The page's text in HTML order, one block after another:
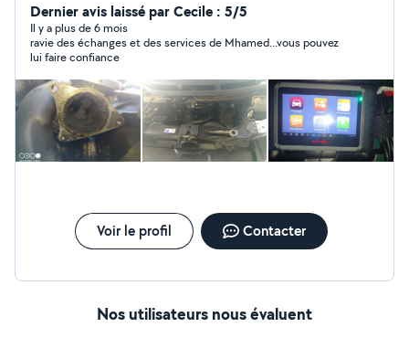
Dernier avis laissé par Cecile : 5/5
Il y a plus de 6 mois
ravie des échanges et des services de Mhamed...vous pouvez
lui faire confiance
Voir le profil Contacter
Nos utilisateurs nous évaluent